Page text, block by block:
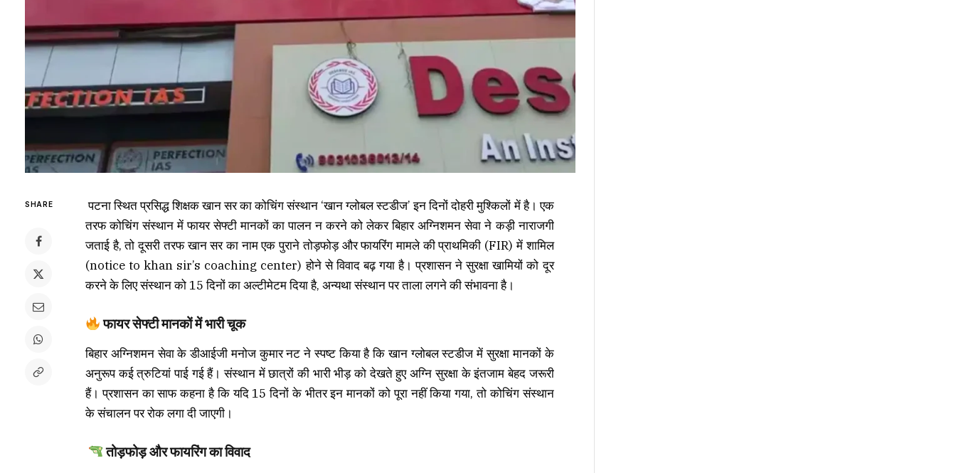
SHARE
पटना स्थित प्रसिद्ध शिक्षक खान सर का कोचिंग संस्थान ‘खान ग्लोबल स्टडीज’ इन दिनों दोहरी मुश्किलों में है। एक
तरफ कोचिंग संस्थान में फायर सेफ्टी मानकों का पालन न करने को लेकर बिहार अग्निशमन सेवा ने कड़ी नाराजगी
जताई है, तो दूसरी तरफ खान सर का नाम एक पुराने तोड़फोड़ और फायरिंग मामले की प्राथमिकी (FIR) में शामिल
(notice to khan sir’s coaching center) होने से विवाद बढ़ गया है। प्रशासन ने सुरक्षा खामियों को दूर
करने के लिए संस्थान को 15 दिनों का अल्टीमेटम दिया है, अन्यथा संस्थान पर ताला लगने की संभावना है।
फायर सेफ्टी मानकों में भारी चूक
बिहार अग्निशमन सेवा के डीआईजी मनोज कुमार नट ने स्पष्ट किया है कि खान ग्लोबल स्टडीज में सुरक्षा मानकों के
अनुरूप कई त्रुटियां पाई गई हैं। संस्थान में छात्रों की भारी भीड़ को देखते हुए अग्नि सुरक्षा के इंतजाम बेहद जरूरी
हैं। प्रशासन का साफ कहना है कि यदि 15 दिनों के भीतर इन मानकों को पूरा नहीं किया गया, तो कोचिंग संस्थान
के संचालन पर रोक लगा दी जाएगी।
तोड़फोड़ और फायरिंग का विवाद